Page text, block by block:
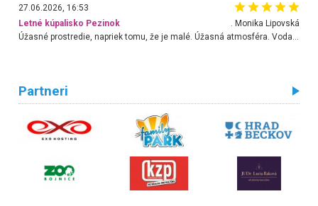
27.06.2026, 16:53
Letné kúpalisko Pezinok
. Monika Lipovská
Úžasné prostredie, napriek tomu, že je malé. Úžasná atmosféra. Voda fantastická a nádherná. Ľudí je pomerne veľa, ale su mili a ohľaduplní. Je veľmi zaujímavé sledovať, ako dokážu spolu športovať cudzí ľudia a bez ohľadu na vek. Vládne tu pohoda. Vnuka neviem dostať z vody. Ďakujem za krásny deň . Urcite sa sem vrátim. Jediný problém je s parkovaním, ale aj ten sa mi podarilo vyriešiť. Monika Bratislava
Partneri